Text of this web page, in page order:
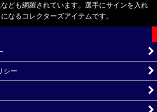
ども網羅されています。選手にサインを入れ
なるコレクターズアイテムです。
シー